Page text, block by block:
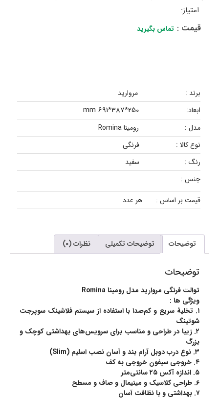
امتیاز:
قیمت : تماس بگیرید
برند :
مروارید
ابعاد:
250*387*691 mm
مدل :
رومینا Romina
نوع کالا :
فرنگی
رنگ :
سفید
جنس :
قیمت بر اساس :
هر عدد
توضیحات توضیحات تکمیلی نظرات (0)
توضیحات
توالت فرنگی مروارید مدل رومینا Romina
ویژگی ها :
۱. تخلیۀ سریع و کم‌صدا با استفاده از سیستم فلاشینک سوپرجت
شوتینگ
۲. زیبا در طراحی و مناسب برای سرویس‌های بهداشتی کوچک و
بزرگ
۳. نوع درب دوبل آرام بند و آسان نصب اسلیم (Slim)
۴. خروجی سیفون خروجی به کف
۵. اندازه آکس ۲۵ سانتی‌متر
۶. طراحی کلاسیک و مینیمال و صاف و مسطح
۷. بهداشتی و با نظافت آسان